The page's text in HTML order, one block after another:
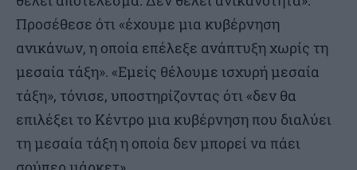
Προσέθεσε ότι «έχουμε μια κυβέρνηση
ανικάνων, η οποία επέλεξε ανάπτυξη χωρίς τη
μεσαία τάξη». «Εμείς θέλουμε ισχυρή μεσαία
τάξη», τόνισε, υποστηρίζοντας ότι «δεν θα
επιλέξει το Κέντρο μια κυβέρνηση που διαλύει
τη μεσαία τάξη η οποία δεν μπορεί να πάει